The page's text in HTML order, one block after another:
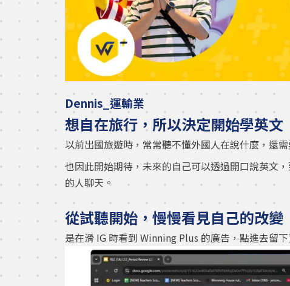
Dennis_運輸業
想自在旅行，所以決定開始學英文
以前出國旅遊時，常常聽不懂外國人在說什麼，還
也因此開始期待，未來的自己可以透過開口說英文
的人聊天。
從試聽開始，慢慢看見自己的改變
是在滑 IG 時看到 Winning Plus 的廣告，點進去留